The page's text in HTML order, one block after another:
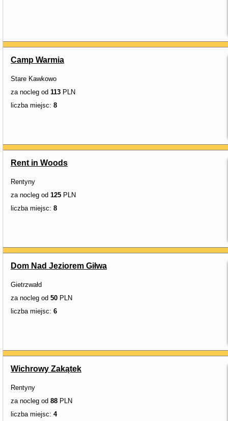
Camp Warmia
Stare Kawkowo
za nocleg od 113 PLN
liczba miejsc: 8
Rent in Woods
Rentyny
za nocleg od 125 PLN
liczba miejsc: 8
Dom Nad Jeziorem Giłwa
Gietrzwałd
za nocleg od 50 PLN
liczba miejsc: 6
Wichrowy Zakątek
Rentyny
za nocleg od 88 PLN
liczba miejsc: 4